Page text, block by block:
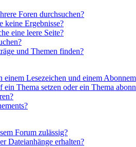
Foren durchsuchen?
keine Ergebnisse?
eine leere Seite?
und Themen finden?
einem Lesezeichen und einem
Thema setzen oder ein Thema
Forum zulässig?
Dateianhänge erhalten?